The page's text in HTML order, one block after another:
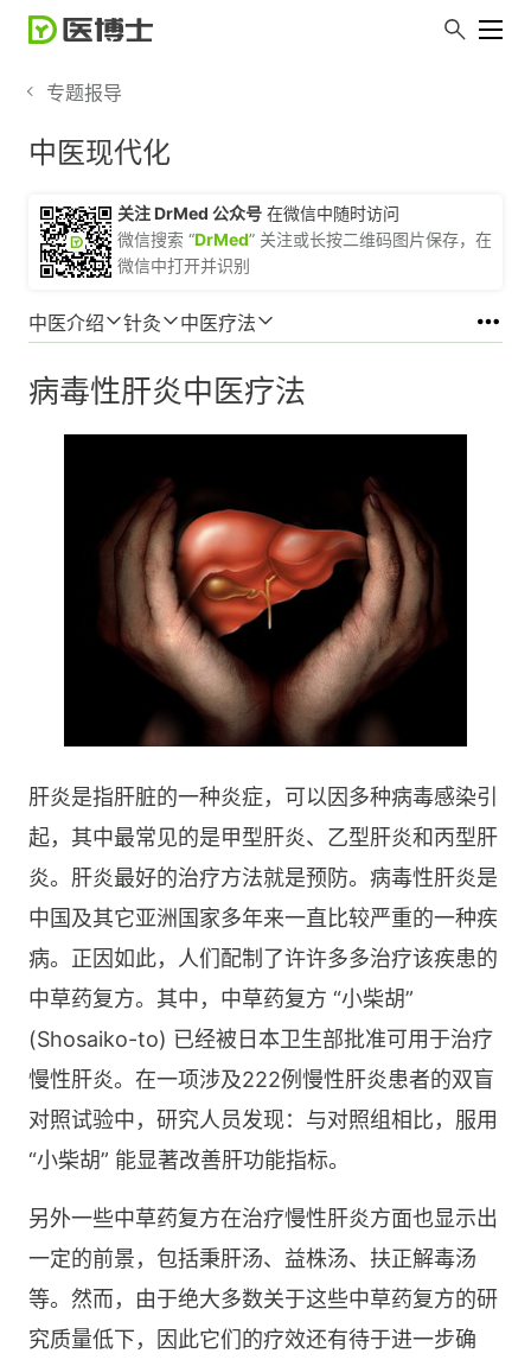
专题报导
中医现代化
关注 DrMed 公众号 在微信中随时访问
微信搜索 “DrMed” 关注或长按二维码图片保存，在
微信中打开并识别
中医介绍 针灸 中医疗法
病毒性肝炎中医疗法
肝炎是指肝脏的一种炎症，可以因多种病毒感染引
起，其中最常见的是甲型肝炎、乙型肝炎和丙型肝
炎。肝炎最好的治疗方法就是预防。病毒性肝炎是
中国及其它亚洲国家多年来一直比较严重的一种疾
病。正因如此，人们配制了许许多多治疗该疾患的
中草药复方。其中，中草药复方 “小柴胡”
(Shosaiko-to) 已经被日本卫生部批准可用于治疗
慢性肝炎。在一项涉及222例慢性肝炎患者的双盲
对照试验中，研究人员发现：与对照组相比，服用
“小柴胡” 能显著改善肝功能指标。
另外一些中草药复方在治疗慢性肝炎方面也显示出
一定的前景，包括秉肝汤、益株汤、扶正解毒汤
等。然而，由于绝大多数关于这些中草药复方的研
究质量低下，因此它们的疗效还有待于进一步确